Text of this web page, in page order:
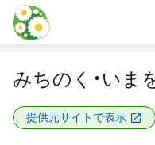
本文に飛ぶ
みちのく・いま
提供元サイトで表示